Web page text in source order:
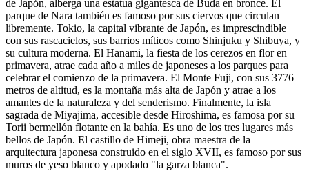
de Japón, alberga una estatua gigantesca de Buda en bronce. El
parque de Nara también es famoso por sus ciervos que circulan
libremente. Tokio, la capital vibrante de Japón, es imprescindible
con sus rascacielos, sus barrios míticos como Shinjuku y Shibuya, y
su cultura moderna. El Hanami, la fiesta de los cerezos en flor en
primavera, atrae cada año a miles de japoneses a los parques para
celebrar el comienzo de la primavera. El Monte Fuji, con sus 3776
metros de altitud, es la montaña más alta de Japón y atrae a los
amantes de la naturaleza y del senderismo. Finalmente, la isla
sagrada de Miyajima, accesible desde Hiroshima, es famosa por su
Torii bermellón flotante en la bahía. Es uno de los tres lugares más
bellos de Japón. El castillo de Himeji, obra maestra de la
arquitectura japonesa construido en el siglo XVII, es famoso por sus
muros de yeso blanco y apodado "la garza blanca".